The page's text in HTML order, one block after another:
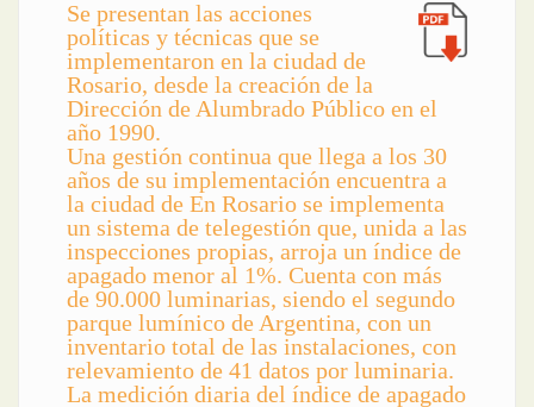
Se presentan las acciones
políticas y técnicas que se
implementaron en la ciudad de
Rosario, desde la creación de la
Dirección de Alumbrado Público en el
año 1990.
Una gestión continua que llega a los 30
años de su implementación encuentra a
la ciudad de En Rosario se implementa
un sistema de telegestión que, unida a las
inspecciones propias, arroja un índice de
apagado menor al 1%. Cuenta con más
de 90.000 luminarias, siendo el segundo
parque lumínico de Argentina, con un
inventario total de las instalaciones, con
relevamiento de 41 datos por luminaria.
La medición diaria del índice de apagado